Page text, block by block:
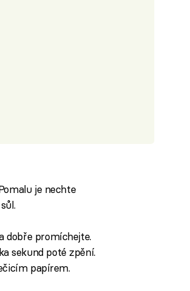
je nechte
dobře promíchejte.
sekund poté zpění.
papírem.